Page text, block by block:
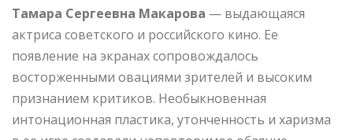
Тамара Сергеевна Макарова — выдающаяся
актриса советского и российского кино. Ее
появление на экранах сопровождалось
восторженными овациями зрителей и высоким
признанием критиков. Необыкновенная
интонационная пластика, утонченность и харизма